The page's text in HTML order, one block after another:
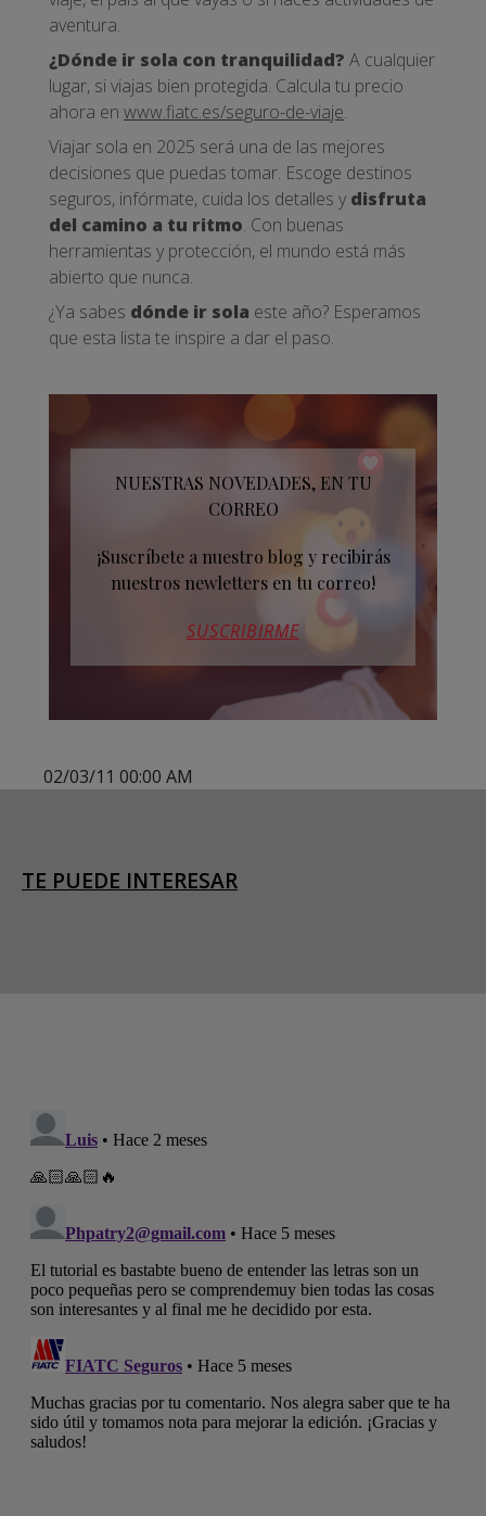
aventura.
¿Dónde ir sola con tranquilidad? A cualquier
lugar, si viajas bien protegida. Calcula tu precio
ahora en www.fiatc.es/seguro-de-viaje.
Viajar sola en 2025 será una de las mejores
decisiones que puedas tomar. Escoge destinos
seguros, infórmate, cuida los detalles y disfruta
del camino a tu ritmo. Con buenas
herramientas y protección, el mundo está más
abierto que nunca.
¿Ya sabes dónde ir sola este año? Esperamos
que esta lista te inspire a dar el paso.
NUESTRAS NOVEDADES, EN TU
CORREO
¡Suscríbete a nuestro blog y recibirás
nuestros newletters en tu correo!
SUSCRIBIRME
02/03/11 00:00 AM
TE PUEDE INTERESAR